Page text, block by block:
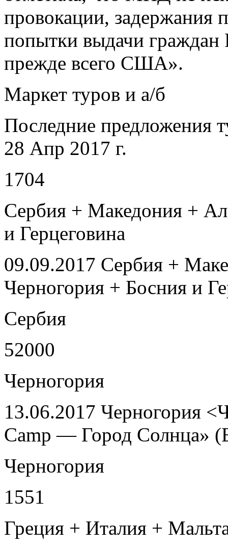
провокации, задержания
попытки выдачи граждан
прежде всего США».
Маркет туров и а/б
Последние предложения
28 Апр 2017 г.
1704
Сербия + Македония +
и Герцеговина
09.09.2017 Сербия +
Черногория + Босния и
Сербия
52000
Черногория
13.06.2017 Черногория
Camp — Город Солнца»
Черногория
1551
Греция + Италия +